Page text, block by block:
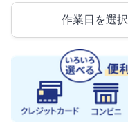
作業日を選択